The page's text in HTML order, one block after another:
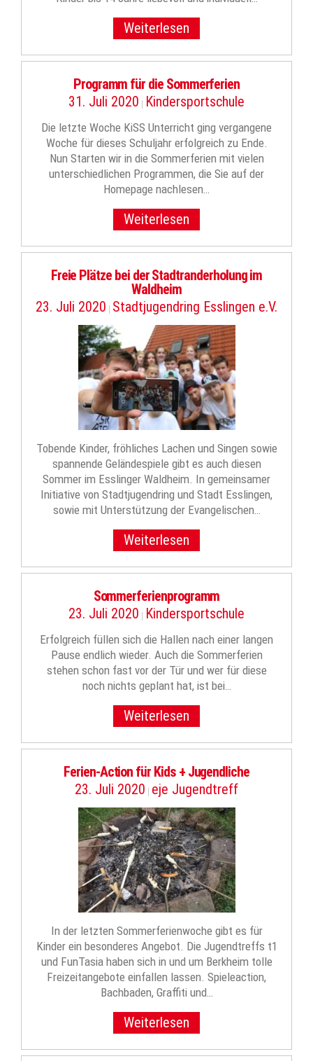
Weiterlesen
Programm für die Sommerferien
31. Juli 2020 | Kindersportschule
Die letzte Woche KiSS Unterricht ging vergangene
Woche für dieses Schuljahr erfolgreich zu Ende.
Nun Starten wir in die Sommerferien mit vielen
unterschiedlichen Programmen, die Sie auf der
Homepage nachlesen…
Weiterlesen
Freie Plätze bei der Stadtranderholung im
Waldheim
23. Juli 2020 | Stadtjugendring Esslingen e.V.
Tobende Kinder, fröhliches Lachen und Singen sowie
spannende Geländespiele gibt es auch diesen
Sommer im Esslinger Waldheim. In gemeinsamer
Initiative von Stadtjugendring und Stadt Esslingen,
sowie mit Unterstützung der Evangelischen…
Weiterlesen
Sommerferienprogramm
23. Juli 2020 | Kindersportschule
Erfolgreich füllen sich die Hallen nach einer langen
Pause endlich wieder. Auch die Sommerferien
stehen schon fast vor der Tür und wer für diese
noch nichts geplant hat, ist bei…
Weiterlesen
Ferien-Action für Kids + Jugendliche
23. Juli 2020 | eje Jugendtreff
In der letzten Sommerferienwoche gibt es für
Kinder ein besonderes Angebot. Die Jugendtreffs t1
und FunTasia haben sich in und um Berkheim tolle
Freizeitangebote einfallen lassen. Spieleaction,
Bachbaden, Graffiti und…
Weiterlesen